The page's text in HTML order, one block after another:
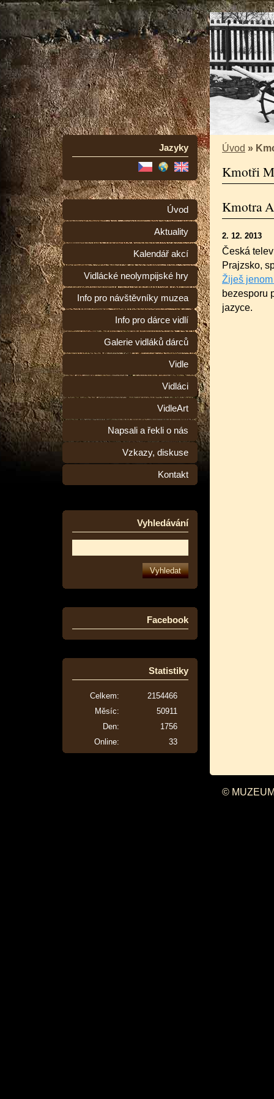
Jazyky
Úvod
Aktuality
Kalendář akcí
Vidlácké neolympijské hry
Info pro návštěvníky muzea
Info pro dárce vidlí
Galerie vidláků dárců
Vidle
Vidláci
VidleArt
Napsali a řekli o nás
Vzkazy, diskuse
Kontakt
Vyhledávání
Facebook
Statistiky
Online: 33
Celkem:
2154466
Měsíc:
50911
Den:
1756
Úvod »
Kmotři
Kmotra
2. 12. 2013
Česká
Prajzsko,
Žiješ
bezesporu
jazyce.
©